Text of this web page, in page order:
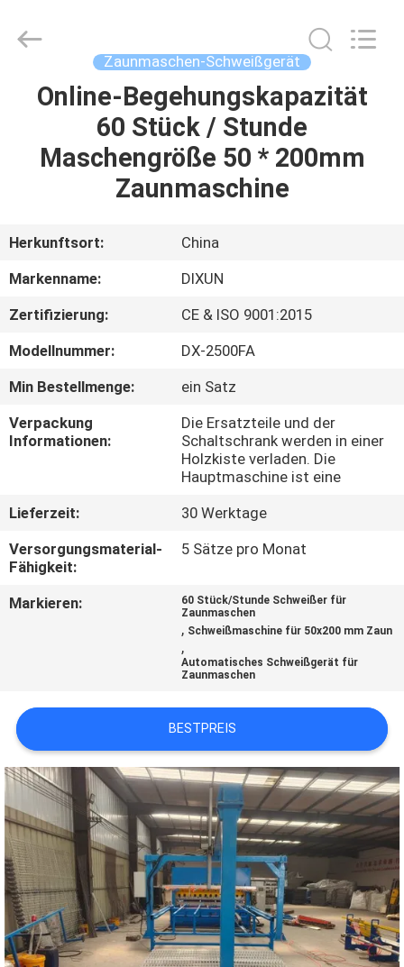
HAUS
PRODUKTE
SHOW
UNS
FABRIK-
AUSFLUG
QUALITÄTSKONTROLLE
SIE
MIT
FORDERN
SIE EIN
ZITAT
SITEMAP
PRIVACY
POLICY
Mesh
Products
Reserved.
Zaunmaschen-Schweißgerät
Online-Begehungskapazität
60 Stück / Stunde
Maschengröße 50 * 200mm
Zaunmaschine
Herkunftsort:
China
Markenname:
DIXUN
Zertifizierung:
CE & ISO 9001:2015
Modellnummer:
DX-2500FA
Min Bestellmenge:
ein Satz
Verpackung
Informationen:
Die Ersatzteile und der
Schaltschrank werden in einer
Holzkiste verladen. Die
Hauptmaschine ist eine
Lieferzeit:
30 Werktage
Versorgungsmaterial-
Fähigkeit:
5 Sätze pro Monat
Markieren:
60 Stück/Stunde Schweißer für
Zaunmaschen
, Schweißmaschine für 50x200 mm Zaun
,
Automatisches Schweißgerät für
Zaunmaschen
BESTPREIS